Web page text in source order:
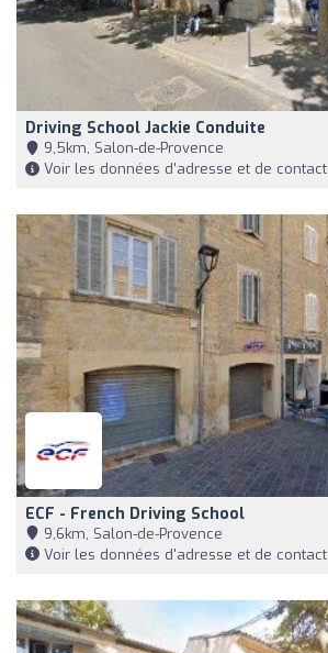
Driving School Jackie Conduite
9,5km, Salon-de-Provence
Voir les données d'adresse et de contact
ECF - French Driving School
9,6km, Salon-de-Provence
Voir les données d'adresse et de contact